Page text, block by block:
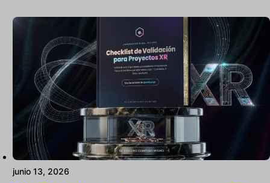
junio 13, 2026